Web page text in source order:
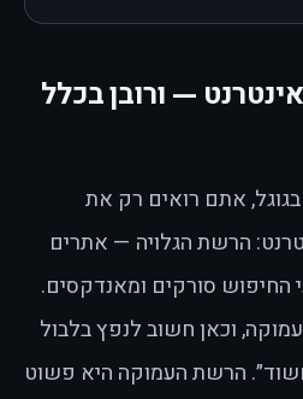
— ורובן בכלל
אתם רואים רק את
הרשת הגלויה — אתרים
החיפוש סורקים ומאנדקסים.
וכאן חשוב לנפץ בלבול
הרשת העמוקה היא פשוט